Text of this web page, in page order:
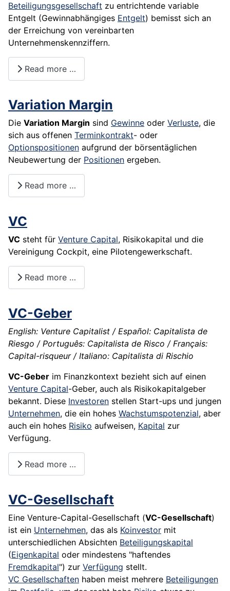
Beteiligungsgesellschaft zu entrichtende variable
Entgelt (Gewinnabhängiges Entgelt) bemisst sich an
der Erreichung von vereinbarten
Unternehmenskennziffern.
Read more …
Variation Margin
Die Variation Margin sind Gewinne oder Verluste, die
sich aus offenen Terminkontrakt- oder
Optionspositionen aufgrund der börsentäglichen
Neubewertung der Positionen ergeben.
Read more …
VC
VC steht für Venture Capital, Risikokapital und die
Vereinigung Cockpit, eine Pilotengewerkschaft.
Read more …
VC-Geber
English: Venture Capitalist / Español: Capitalista de
Riesgo / Português: Capitalista de Risco / Français:
Capital-risqueur / Italiano: Capitalista di Rischio
VC-Geber im Finanzkontext bezieht sich auf einen
Venture Capital-Geber, auch als Risikokapitalgeber
bekannt. Diese Investoren stellen Start-ups und jungen
Unternehmen, die ein hohes Wachstumspotenzial, aber
auch ein hohes Risiko aufweisen, Kapital zur
Verfügung.
Read more …
VC-Gesellschaft
Eine Venture-Capital-Gesellschaft (VC-Gesellschaft)
ist ein Unternehmen, das als Koinvestor mit
unterschiedlichen Absichten Beteiligungskapital
(Eigenkapital oder mindestens "haftendes
Fremdkapital") zur Verfügung stellt.
VC Gesellschaften haben meist mehrere Beteiligungen